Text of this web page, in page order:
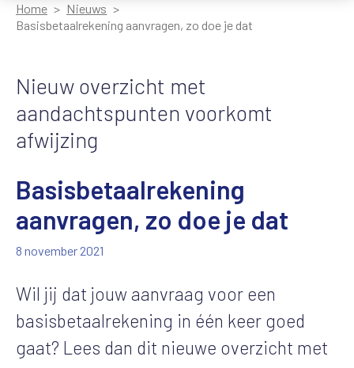
Home
Nieuws
Basisbetaalrekening aanvragen, zo doe je dat
Nieuw overzicht met
aandachtspunten voorkomt
afwijzing
Basisbetaalrekening
aanvragen, zo doe je dat
8 november 2021
Wil jij dat jouw aanvraag voor een
basisbetaalrekening in één keer goed
gaat? Lees dan dit nieuwe overzicht met